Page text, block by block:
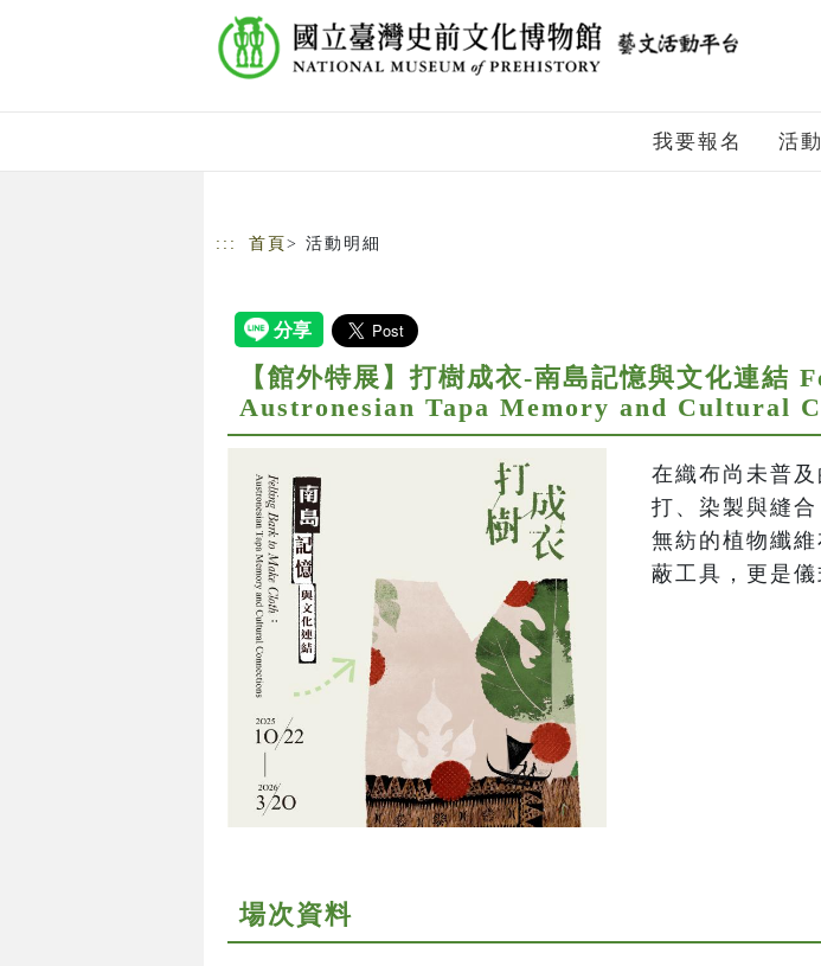
我要報名 活
::: 首頁 > 活動明細
【館外特展】打樹成衣-南島記憶與文化連
Austronesian Tapa Memory and Cultural
在織布尚未普
打、染製與縫
無紡的植物纖
蔽工具，更是
場次資料